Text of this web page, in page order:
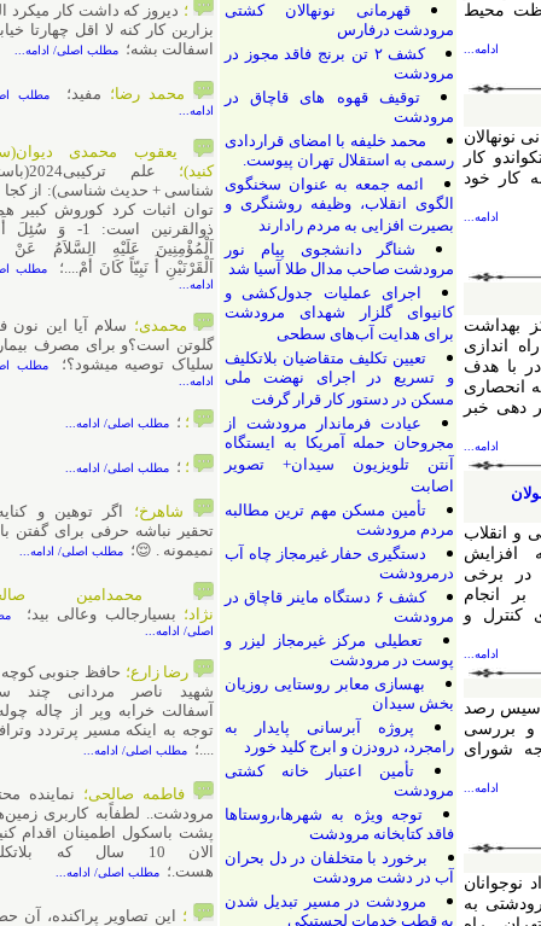
قهرمانی نونهالان کشتی
مرودشت درفارس
کشف ۲ تن برنج فاقد مجوز در
مرودشت
توقیف قهوه های قاچاق در
مرودشت
محمد خلیفه با امضای قراردادی
رسمی به استقلال تهران پیوست.
ائمه جمعه به عنوان سخنگوی
الگوی انقلاب، وظیفه روشنگری و
بصیرت افزایی به مردم رادارند
شناگر دانشجوی پیام نور
مرودشت صاحب مدال طلا آسیا شد
اجرای عملیات جدول‌کشی و
کانیوای گلزار شهدای مرودشت
برای هدایت آب‌های سطحی
تعیین تکلیف متقاضیان بلاتکلیف
و تسریع در اجرای نهضت ملی
مسکن در دستور کار قرار گرفت
عیادت فرماندار مرودشت از
مجروحان حمله آمریکا به ایستگاه
آنتن تلویزیون سیدان+ تصویر
اصابت
تأمین مسکن مهم ترین مطالبه
مردم مرودشت
دستگیری حفار غیرمجاز چاه آب
درمرودشت
کشف ۶ دستگاه ماینر قاچاق در
مرودشت
تعطیلی مرکز غیرمجاز لیزر و
پوست در مرودشت
بهسازی معابر روستایی روزیان
بخش سیدان
پروژه آبرسانی پایدار به
رامجرد، درودزن و ابرج کلید خورد
تأمین اعتبار خانه کشتی
مرودشت
توجه ویژه به شهرها،روستاها
فاقد کتابخانه مرودشت
برخورد با متخلفان در دل بحران
آب در دشت مرودشت
مرودشت در مسیر تبدیل شدن
به قطب خدمات لجستیکی
؛ دیروز که داشت کار میکرد البته
بزارین کار کنه لا اقل چهارتا خیابون
اسفالت بشه؛مطلب اصلی/ ادامه...
محمد رضا؛مفید؛مطلب اصلی/
ادامه...
یعقوب محمدی دیوان(سرچ
کنید)؛
علم ترکیبی2024(باستان
شناسی + حدیث شناسی): از کجا می
توان اثبات کرد کوروش کبیر همان
ذوالقرنین است: 1- وَ سُئِلَ أَمِيرُ
اَلْمُؤْمِنِينَ عَلَيْهِ السَّلاَمُ عَنْ ذِي
اَلْقَرْنَيْنِ أَ نَبِيّاً كَانَ أَمْ....؛مطلب اصلی/
محمدی؛سلام آیا این نون فاقد
گلوتن است؟و برای مصرف بیماران
سلیاک توصیه میشود؟؛مطلب اصلی/
ادامه...
؛ ؛مطلب اصلی/ ادامه...
؛ ؛مطلب اصلی/ ادامه...
شاهرخ؛اگر توهین و کنایه و
تحقیر نباشه حرفی برای گفتن باقی
نمیمونه . 😌؛
مطلب اصلی/ ادامه...
محمدامین صالحی
بسیارجالب وعالی بید؛
مطلب
اصلی/ ادامه...
رضا زارع؛
حافظ جنوبی کوچه ۱۴
شهید ناصر مردانی چند ساله
آسفالت خرابه وپر از چاله چوله با
توجه به اینکه مسیر پرتردد وترافیک
....؛
مطلب اصلی/ ادامه...
فاطمه صالحی؛نماینده محترم
مرودشت.. لطفاًبه کاربری زمین‌های
پشت باسکول اطمینان اقدام کنید...
الان 10 سال که بلاتکلیف
هست.؛مطلب اصلی/ ادامه...
این تصاویر پراکنده، آن حضور
۷۶ تکواندو کار
خود
خبر
و
رصد
به